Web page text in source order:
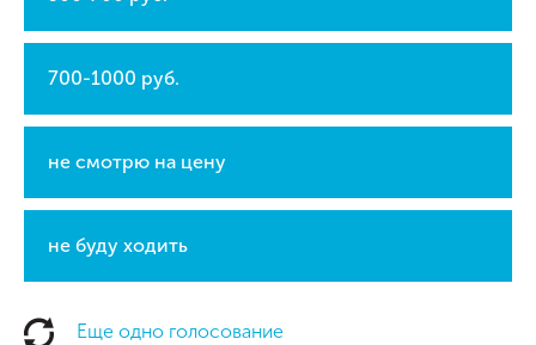
700-1000 руб.
не смотрю на цену
не буду ходить
Еще одно голосование